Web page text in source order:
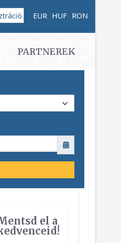
EUR HUF RON
PARTNEREK
el a